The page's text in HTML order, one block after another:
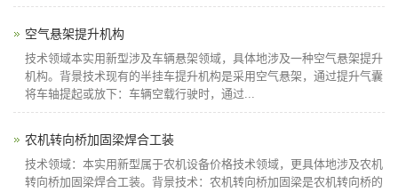
空气悬架提升机构
技术领域本实用新型涉及车辆悬架领域，具体地涉及一种空气悬架提升
机构。背景技术现有的半挂车提升机构是采用空气悬架，通过提升气囊
将车轴提起或放下：车辆空载行驶时，通过...
农机转向桥加固梁焊合工装
技术领域：本实用新型属于农机设备价格技术领域，更具体地涉及农机
转向桥加固梁焊合工装。背景技术：农机转向桥加固梁是农机转向桥的